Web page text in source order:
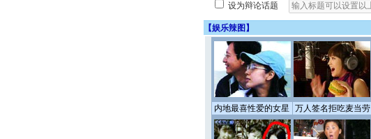
设为辩论话题
【娱乐辣图 】
内地最喜性爱的女星 万人签名拒吃麦当劳